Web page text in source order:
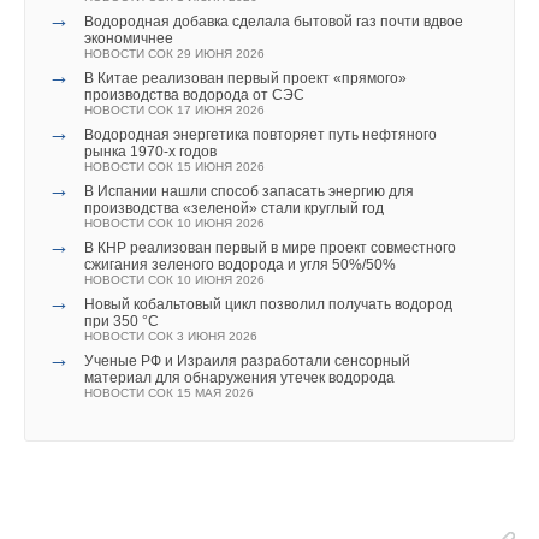
→
Водородная добавка сделала бытовой газ почти вдвое
экономичнее
НОВОСТИ СОК 29 ИЮНЯ 2026
→
В Китае реализован первый проект «прямого»
производства водорода от СЭС
НОВОСТИ СОК 17 ИЮНЯ 2026
→
Водородная энергетика повторяет путь нефтяного
рынка 1970-х годов
НОВОСТИ СОК 15 ИЮНЯ 2026
→
В Испании нашли способ запасать энергию для
производства «зеленой» стали круглый год
НОВОСТИ СОК 10 ИЮНЯ 2026
→
В КНР реализован первый в мире проект совместного
сжигания зеленого водорода и угля 50%/50%
НОВОСТИ СОК 10 ИЮНЯ 2026
→
Новый кобальтовый цикл позволил получать водород
при 350 °C
НОВОСТИ СОК 3 ИЮНЯ 2026
→
Ученые РФ и Израиля разработали сенсорный
материал для обнаружения утечек водорода
НОВОСТИ СОК 15 МАЯ 2026
Ваше имя *
Ваш E-mail *
Текст комментария
НОВОСТИ СОК 26 ИЮНЯ 2026
ЕВРАРОС и РЭЦ обсудили возможности для роста
НОВОСТИ СОК 16 ИЮНЯ 2026
→ AURUS на ПМЭФ-2026: превосходство дизайна
НОВОСТИ СОК 10 ИЮНЯ 2026
Русклимат на ПМЭФ-2026: инновации и партнёрства
НОВОСТИ СОК 9 ИЮНЯ 2026
Свежий воздух без компромиссов: новые приточно-
вытяжные установки SHUFT UniMAX для квартиры и
частного дома
ЖУРНАЛ СОК ИЮНЬ 2026
Водонагреватель Royal Thermo Smalto Inverter:
интеллект, стиль и энергоэффективность
ЖУРНАЛ СОК ИЮНЬ 2026
Читайте по теме:
Уже через месяц в России можно будет устанавливать
солнечные панели в МКД
НОВОСТИ СОК 30 ИЮЛЯ 2026
Коалиция из 19 штатов и Нью-Йорка подала в суд на
EPA
НОВОСТИ СОК 23 ИЮЛЯ 2026
Города начнут строить по ГОСТу с учетом изменений
климата
НОВОСТИ СОК 22 ИЮЛЯ 2026
Более 85% котельных и ЦТП Подмосковья передают
данные в систему мониторинга
НОВОСТИ СОК 21 ИЮЛЯ 2026
Новая редакция СП 60.13330.2020
НОВОСТИ СОК 17 ИЮЛЯ 2026
Установлен порядок восстановления паспортов
трубопроводной арматуры
НОВОСТИ СОК 13 ИЮЛЯ 2026
Китай установил новые стандарты энергопотребления и